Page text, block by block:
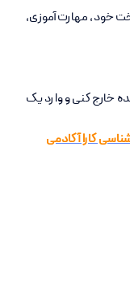
خود، مهارت‌آموزی،
خارج کنی و وارد یک
کارا آکادمی